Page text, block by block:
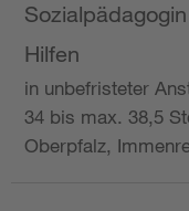
Hilfen
in unbefristeter
34 bis max. 38,5
Oberpfalz,